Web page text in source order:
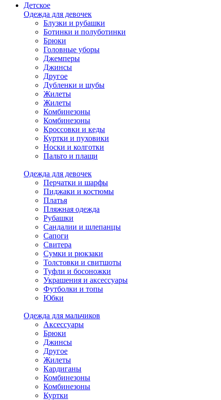
Детское
Одежда для девочек
Блузки и рубашки
Ботинки и полуботинки
Брюки
Головные уборы
Джемперы
Джинсы
Другое
Дубленки и шубы
Жилеты
Жилеты
Комбинезоны
Комбинезоны
Кроссовки и кеды
Куртки и пуховики
Носки и колготки
Пальто и плащи
Одежда для девочек
Перчатки и шарфы
Пиджаки и костюмы
Платья
Пляжная одежда
Рубашки
Сандалии и шлепанцы
Сапоги
Свитера
Сумки и рюкзаки
Толстовки и свитшоты
Туфли и босоножки
Украшения и аксессуары
Футболки и топы
Юбки
Одежда для мальчиков
Аксессуары
Брюки
Джинсы
Другое
Жилеты
Кардиганы
Комбинезоны
Комбинезоны
Куртки